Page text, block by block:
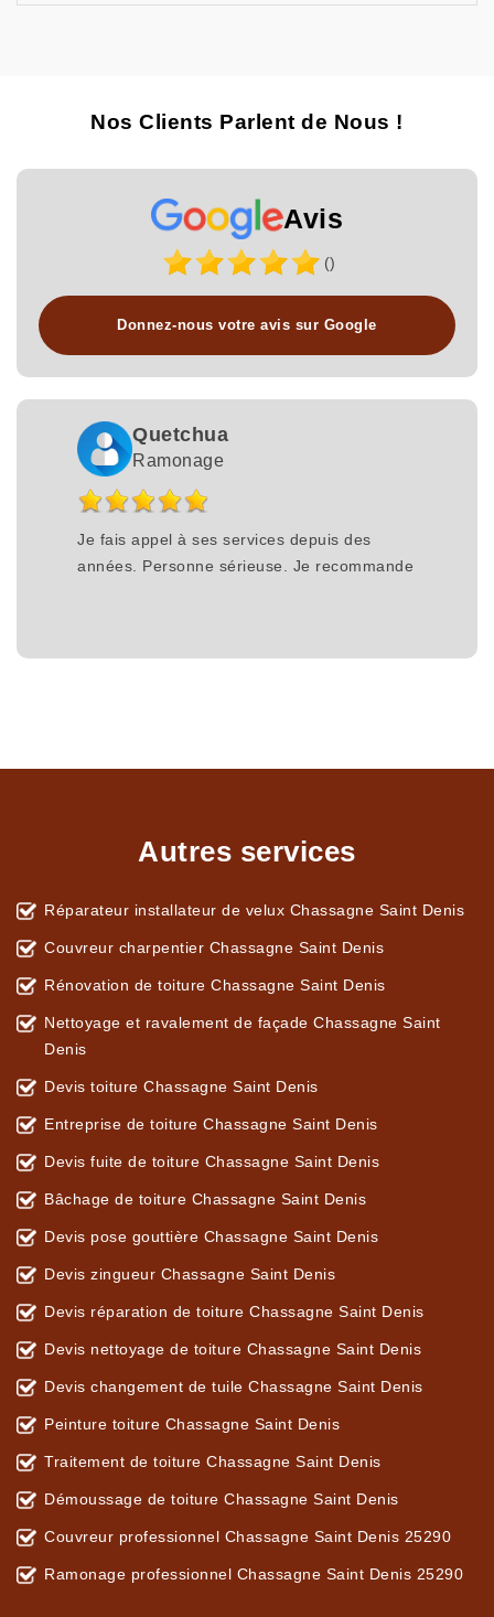
Nos Clients Parlent de Nous !
Avis
()
Donnez-nous votre avis sur Google
Quetchua
Ramonage
Je fais appel à ses services depuis des
années. Personne sérieuse. Je recommande
Autres services
Réparateur installateur de velux Chassagne Saint Denis
Couvreur charpentier Chassagne Saint Denis
Rénovation de toiture Chassagne Saint Denis
Nettoyage et ravalement de façade Chassagne Saint
Denis
Devis toiture Chassagne Saint Denis
Entreprise de toiture Chassagne Saint Denis
Devis fuite de toiture Chassagne Saint Denis
Bâchage de toiture Chassagne Saint Denis
Devis pose gouttière Chassagne Saint Denis
Devis zingueur Chassagne Saint Denis
Devis réparation de toiture Chassagne Saint Denis
Devis nettoyage de toiture Chassagne Saint Denis
Devis changement de tuile Chassagne Saint Denis
Peinture toiture Chassagne Saint Denis
Traitement de toiture Chassagne Saint Denis
Démoussage de toiture Chassagne Saint Denis
Couvreur professionnel Chassagne Saint Denis 25290
Ramonage professionnel Chassagne Saint Denis 25290